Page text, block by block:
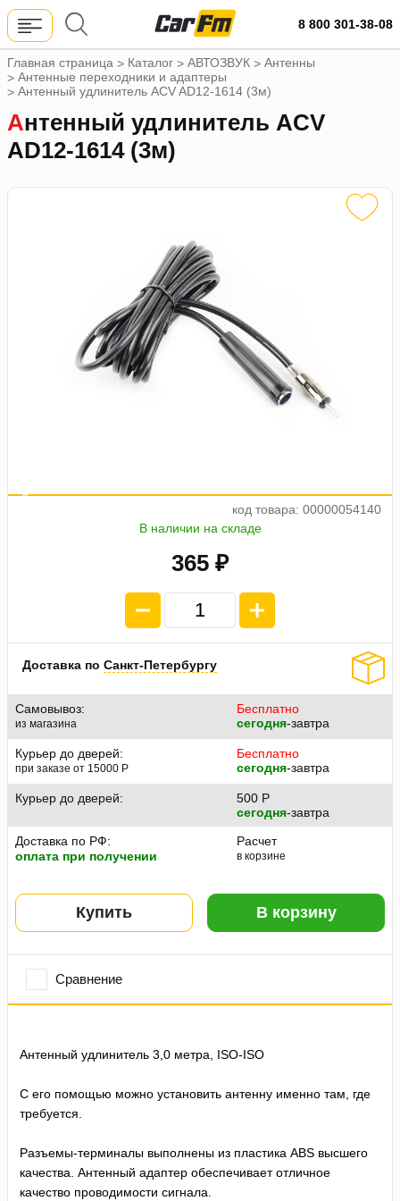
8 800 301-38-08
Главная страница > Каталог > АВТОЗВУК > Антенны
> Антенные переходники и адаптеры
> Антенный удлинитель ACV AD12-1614 (3м)
Антенный удлинитель ACV
AD12-1614 (3м)
код товара: 00000054140
В наличии на складе
365 ₽
а
Доставка по Санкт-Петербургу
Самовывоз:
из магазина
Бесплатно
сегодня-завтра
Курьер до дверей:
при заказе от 15000 P
Бесплатно
сегодня-завтра
Курьер до дверей: 500 P
сегодня-завтра
Доставка по РФ:
оплата при получении
Расчет
в корзине
Купить В корзину
Сравнение
Антенный удлинитель 3,0 метра, ISO-ISO
С его помощью можно установить антенну именно там, где
требуется.
Разъемы-терминалы выполнены из пластика ABS высшего
качества. Антенный адаптер обеспечивает отличное
качество проводимости сигнала.